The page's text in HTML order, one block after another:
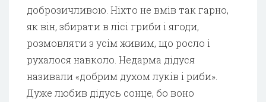
доброзичливою. Ніхто не вмів так гарно,
як він, збирати в лісі гриби і ягоди,
розмовляти з усім живим, що росло і
рухалося навколо. Недарма дідуся
називали «добрим духом луків і риби».
Дуже любив дідусь сонце, бо воно